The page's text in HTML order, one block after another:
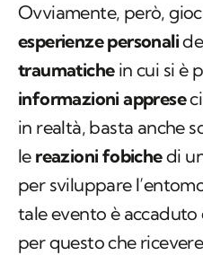
Ovviamente, però,
esperienze personali
traumatichein cui si è
informazioni apprese
in realtà, basta anche
le reazioni fobichedi
per sviluppare
tale evento è accaduto
per questo che ricevere